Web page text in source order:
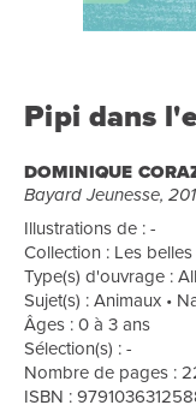
Pipi dans
DOMINIQUE
Bayard Jeunesse,
Illustrations de : -
Collection : Les
Type(s) d'ouvrage :
Sujet(s) : Animaux •
Âges : 0 à 3 ans
Sélection(s) : -
Nombre de pages :
ISBN :